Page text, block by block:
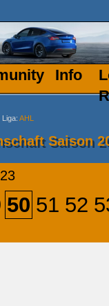
Info
Liga: AHL
Saison
50 51 52